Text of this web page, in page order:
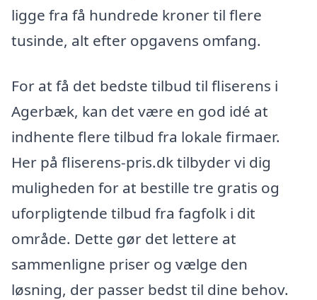
ligge fra få hundrede kroner til flere
tusinde, alt efter opgavens omfang.
For at få det bedste tilbud til fliserens i
Agerbæk, kan det være en god idé at
indhente flere tilbud fra lokale firmaer.
Her på fliserens-pris.dk tilbyder vi dig
muligheden for at bestille tre gratis og
uforpligtende tilbud fra fagfolk i dit
område. Dette gør det lettere at
sammenligne priser og vælge den
løsning, der passer bedst til dine behov.